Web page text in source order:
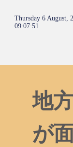
Thursday 6 August,
09:07:52
地
が